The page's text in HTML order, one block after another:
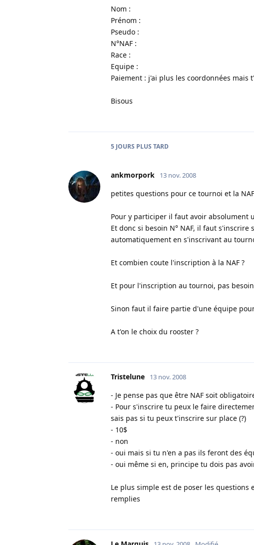
Nom :
Prénom :
Pseudo :
N°NAF :
Race :
Equipe :
Paiement : j'ai plus les coordonnées
Bisous
5 JOURS PLUS TARD
ankmorpork 13 nov. 2008
petites questions pour ce tournoi et la NAF
Pour y participer il faut avoir absolument
Et donc si besoin N° NAF, il faut
automatiquement en s'inscrivant au
Et combien coute l'inscription à la NAF ?
Et pour l'inscription au tournoi, pas
Sinon faut il faire partie d'une équipe
A t'on le choix du rooster ?
Tristelune 13 nov. 2008
- Je pense pas que être NAF soit
- Pour s'inscrire tu peux le faire
sais pas si tu peux t'inscrire sur place (?)
- 10$
- non
- oui mais si tu n'en a pas ils feront des
- oui même si en, principe tu dois pas
Le plus simple est de poser les
remplies